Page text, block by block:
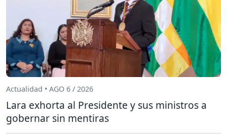
Actualidad • AGO 6 / 2026
Lara exhorta al Presidente y sus ministros a
gobernar sin mentiras